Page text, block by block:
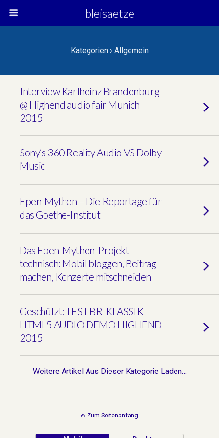
bleisaetze
Kategorien › Allgemein
Interview Karlheinz Brandenburg
@ Highend audio fair Munich
2015
Sony’s 360 Reality Audio VS Dolby
Music
Epen-Mythen – Die Reportage für
das Goethe-Institut
Das Epen-Mythen-Projekt
technisch: Mobil bloggen, Beitrag
machen, Konzerte mitschneiden
Geschützt: TEST BR-KLASSIK
HTML5 AUDIO DEMO HIGHEND
2015
Weitere Artikel Aus Dieser Kategorie Laden…
Zum Seitenanfang